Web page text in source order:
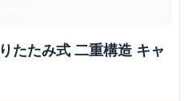
たたみ式 二重構造 キャ